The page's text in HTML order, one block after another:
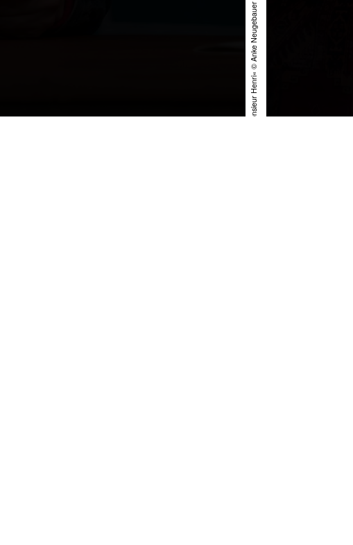
»Die Studentin und Monsieur Henri« © Anke Neugebauer